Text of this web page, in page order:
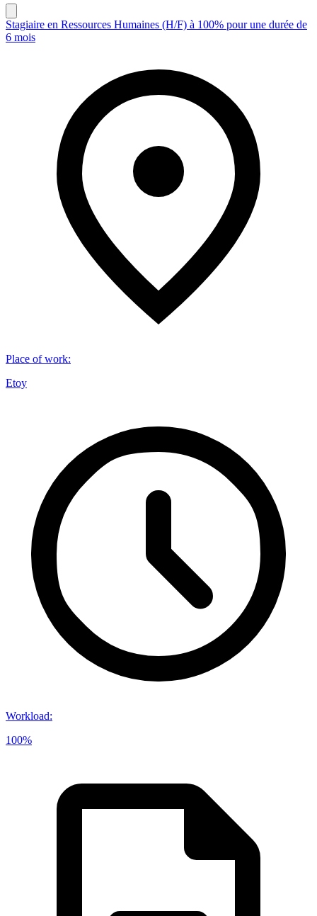
Stagiaire en Ressources Humaines (H/F) à 100% pour une durée de
6 mois
Place of work:
Etoy
Workload:
100%